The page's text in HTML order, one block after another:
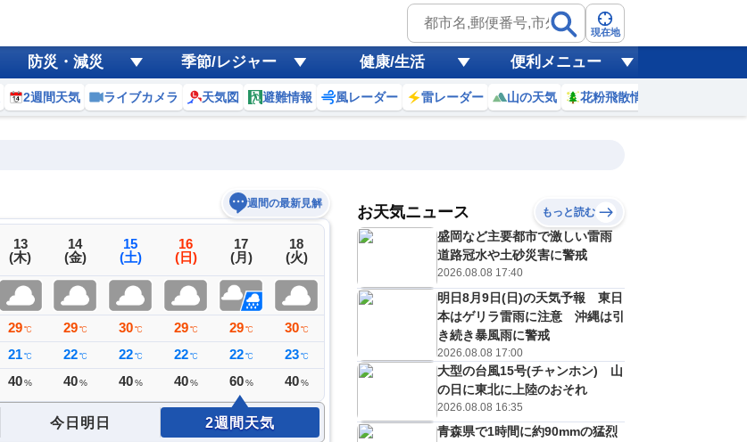
現在地
防災・減災 季節/レジャー 健康/生活 便利メニュー
2週間天気 ライブカメラ 天気図 避難情報 風レーダー 雷レーダー 山の天気 花粉飛散情報
週間の最新見解
13
(木)
29℃
21℃
40%
14
(金)
29℃
22℃
40%
15
(土)
30℃
22℃
40%
16
(日)
29 ℃
22 ℃
40 %
17
(月)
29 ℃
22 ℃
60 %
18
(火)
30 ℃
23 ℃
40 %
19
℃
21
(金)
E
30 ℃
23℃
40
22
(土)
E
29 ℃
23℃
30 %
予報の
信頼度
B
C
D
？
今日明日 2週間天気
お天気ニュース もっと読む
盛岡など主要都市で激しい雷雨
道路冠水や土砂災害に警戒
2026.08.08 17:40
明日8月9日(日)の天気予報 東日
本はゲリラ雷雨に注意 沖縄は引
き続き暴風雨に警戒
2026.08.08 17:00
大型の台風15号(チャンホン) 山
の日に東北に上陸のおそれ
2026.08.08 16:35
青森県で1時間に約90mmの猛烈